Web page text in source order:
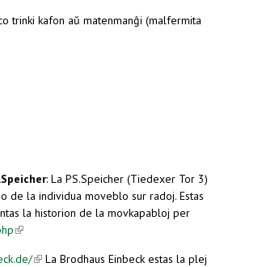
trinki kafon aŭ matenmanĝi (malfermita
: La PS.Speicher (Tiedexer Tor 3)
de la individua moveblo sur radoj. Estas
la historion de la movkapabloj per
(link is external)
(link is external)
La Brodhaus Einbeck estas la plej